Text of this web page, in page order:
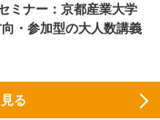
ミナー：京都産業大学
・参加型の大人数講義
る